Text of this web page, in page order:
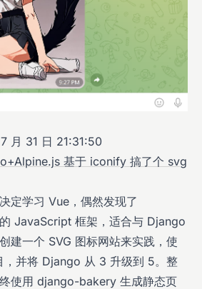
月 31 日 21:31:50
基于 iconify 搞了个 svg
定学习 Vue，偶然发现了
JavaScript 框架，适合与 Django
建一个 SVG 图标网站来实践，使
，并将 Django 从 3 升级到 5。整
使用 django-bakery 生成静态页